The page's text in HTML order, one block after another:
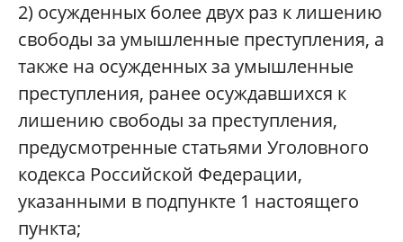
2) осужденных более двух раз к лишению
свободы за умышленные преступления, а
также на осужденных за умышленные
преступления, ранее осуждавшихся к
лишению свободы за преступления,
предусмотренные статьями Уголовного
кодекса Российской Федерации,
указанными в подпункте 1 настоящего
пункта;